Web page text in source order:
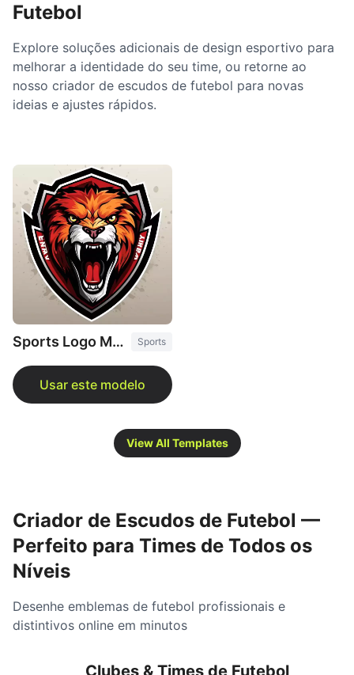
Futebol
Explore soluções adicionais de design esportivo para
melhorar a identidade do seu time, ou retorne ao
nosso criador de escudos de futebol para novas
ideias e ajustes rápidos.
Sports Logo Maker Sports
View All Templates
Criador de Escudos de Futebol —
Perfeito para Times de Todos os
Níveis
Desenhe emblemas de futebol profissionais e
distintivos online em minutos